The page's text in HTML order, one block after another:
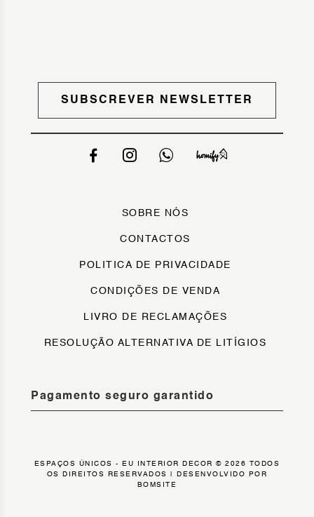
SUBSCREVER NEWSLETTER
SOBRE NÓS
CONTACTOS
POLITICA DE PRIVACIDADE
CONDIÇÕES DE VENDA
LIVRO DE RECLAMAÇÕES
RESOLUÇÃO ALTERNATIVA DE LITÍGIOS
Pagamento seguro garantido
ESPAÇOS ÚNICOS - EU INTERIOR DECOR © 2026 TODOS
OS DIREITOS RESERVADOS | DESENVOLVIDO POR
BOMSITE